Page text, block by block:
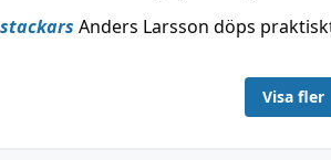
stackars Anders Larsson döps
Visa fler